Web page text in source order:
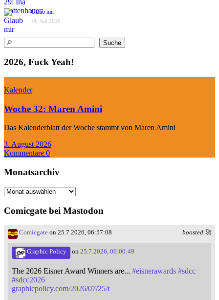
Glaub mir
14. Juli 2026
Suchen Suche
2026, Fuck Yeah!
Kalender
Woche 32: Maren Amini
Das Kalenderblatt der Woche stammt von Maren Amini
3. August 2026
Kommentare 0
Monatsarchiv
Monatsarchiv
Comicgate bei Mastodon
boosted 🚀
Comicgate on 25.7.2026, 06:57:08
Graphic Policy on 25.7.2026, 06:00:49
The 2026 Eisner Award Winners are... #eisnerawards #sdcc
#sdcc2026
graphicpolicy.com/2026/07/25/t